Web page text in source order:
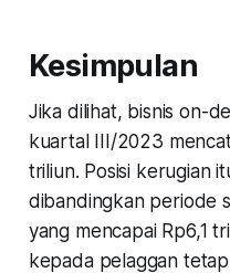
Kesimpulan
Jika dilihat, bisnison-
kuartal III/2023
triliun. Posisi kerugian
dibandingkan periode
yang mencapai Rp6,1
kepada pelaggan